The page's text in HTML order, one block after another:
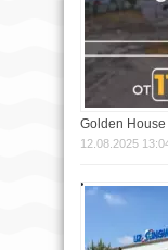
Golden
12.08.2025